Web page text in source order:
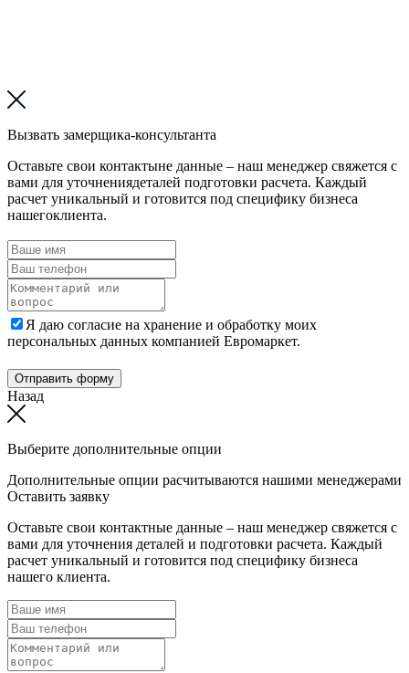
Вызвать замерщика-консультанта
Оставьте свои контактыне данные – наш менеджер свяжется с
вами для уточнениядеталей подготовки расчета. Каждый
расчет уникальный и готовится под специфику бизнеса
нашегоклиента.
Я даю согласие на хранение и обработку моих
персональных данных компанией Евромаркет.
Отправить форму
Назад
Выберите дополнительные опции
Дополнительные опции расчитываются нашими менеджерами
Оставить заявку
Оставьте свои контактные данные – наш менеджер свяжется с
вами для уточнения деталей и подготовки расчета. Каждый
расчет уникальный и готовится под специфику бизнеса
нашего клиента.